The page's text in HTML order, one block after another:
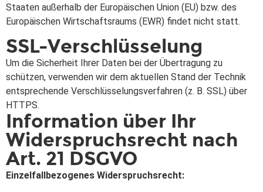
Staaten außerhalb der Europäischen Union (EU) bzw. des
Europäischen Wirtschaftsraums (EWR) findet nicht statt.
SSL-Verschlüsselung
Um die Sicherheit Ihrer Daten bei der Übertragung zu
schützen, verwenden wir dem aktuellen Stand der Technik
entsprechende Verschlüsselungsverfahren (z. B. SSL) über
HTTPS.
Information über Ihr
Widerspruchsrecht nach
Art. 21 DSGVO
Einzelfallbezogenes Widerspruchsrecht: